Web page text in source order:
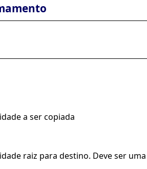
a ser copiada
raiz para destino. Deve ser